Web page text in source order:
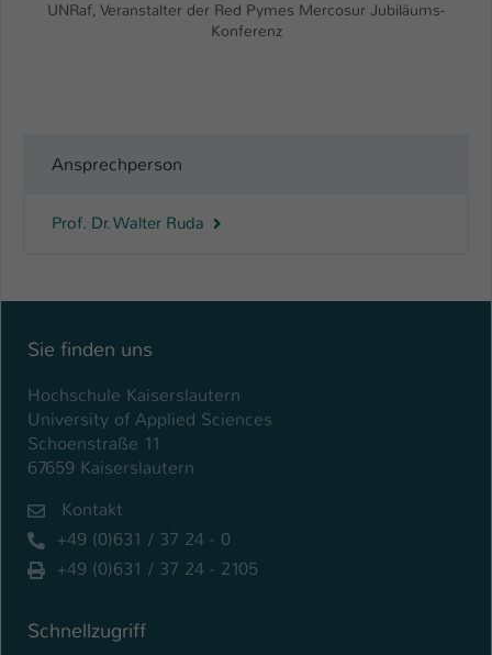
UNRaf, Veranstalter der Red Pymes Mercosur Jubiläums-
Konferenz
Ansprechperson
Prof. Dr. Walter Ruda
Sie finden uns
Hochschule Kaiserslautern
University of Applied Sciences
Schoenstraße 11
67659 Kaiserslautern
Kontakt
+49 (0)631 / 37 24 - 0
+49 (0)631 / 37 24 - 2105
Schnellzugriff